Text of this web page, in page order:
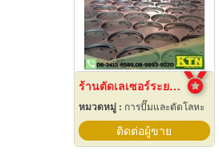
ร้านตัดเลเซอร์ระยอง กิจธนาสตีล
หมวดหมู่ : การปั๊มและตัดโลหะ
ติดต่อผู้ขาย